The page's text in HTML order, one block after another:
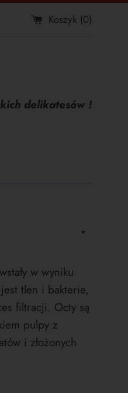
Koszyk (0)
delikatesów !
w wyniku
tlen i bakterie,
filtracji. Octy są
pulpy z
i złożonych